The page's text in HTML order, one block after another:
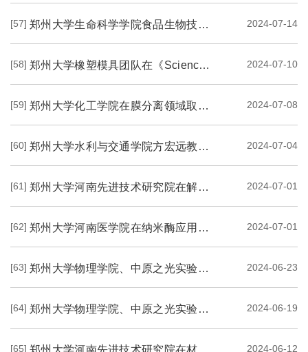
[57] 郑州大学生命科学学院食品生物技术团队在泌阳花菇源外泌体样纳米囊泡的辐射防护作... 2024-07-14
[58] 郑州大学橡塑模具团队在《Science》上发表观点论文 2024-07-10
[59] 郑州大学化工学院在膜分离领域取得新进展 2024-07-08
[60] 郑州大学水利与交通学院方宏远教授团队在地下管道灾变防控领域取得积极进展 2024-07-04
[61] 郑州大学河南先进技术研究院在解决商业化硅基负极膨胀问题取得突破性进展 2024-07-01
[62] 郑州大学河南医学院在纳米酶应用领域研究方面发表综述性文章 2024-07-01
[63] 郑州大学物理学院、中原之光实验室李新亮教授团队在高性能有机锂溴电池研究方面取... 2024-06-23
[64] 郑州大学物理学院、中原之光实验室在二维电子化合物领域取得新进展 2024-06-19
[65] 郑州大学河南先进技术研究院在材料与光学交叉领域取得新进展 2024-06-12